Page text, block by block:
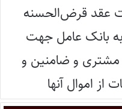
یکنواخت عقد قرض‌الحسنه
بانک عامل جهت
و ضامنین و
از اموال آنها